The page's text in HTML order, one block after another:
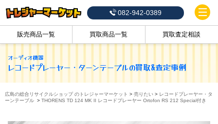
082-942-0389
販売商品一覧 買取商品一覧 買取査定相談
オーディオ機器
レコードプレーヤー・ターンテーブルの買取&査定事例
広島の総合リサイクルショップ のトレジャーマーケット > 売りたい > レコードプレーヤー・タ
ーンテーブル > THORENS TD 124 MK II レコードプレーヤー Ortofon RS 212 Special付き